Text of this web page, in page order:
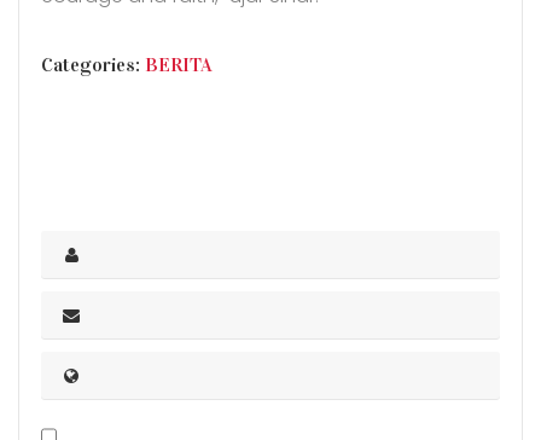
CATEGORIES
Categories: BERITA